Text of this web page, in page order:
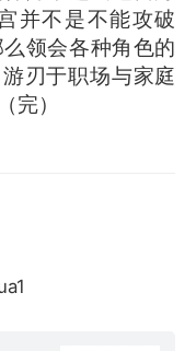
并不是不能攻破
领会各种角色的
刃于职场与家庭
完）